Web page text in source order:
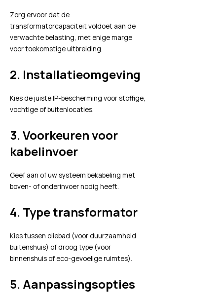
Zorg ervoor dat de
transformatorcapaciteit voldoet aan de
verwachte belasting, met enige marge
voor toekomstige uitbreiding.
2. Installatieomgeving
Kies de juiste IP-bescherming voor stoffige,
vochtige of buitenlocaties.
3. Voorkeuren voor
kabelinvoer
Geef aan of uw systeem bekabeling met
boven- of onderinvoer nodig heeft.
4. Type transformator
Kies tussen oliebad (voor duurzaamheid
buitenshuis) of droog type (voor
binnenshuis of eco-gevoelige ruimtes).
5. Aanpassingsopties